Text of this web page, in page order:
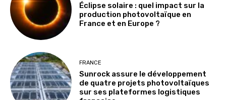
Éclipse solaire : quel impact sur la
production photovoltaïque en
France et en Europe ?
FRANCE
Sunrock assure le développement
de quatre projets photovoltaïques
sur ses plateformes logistiques